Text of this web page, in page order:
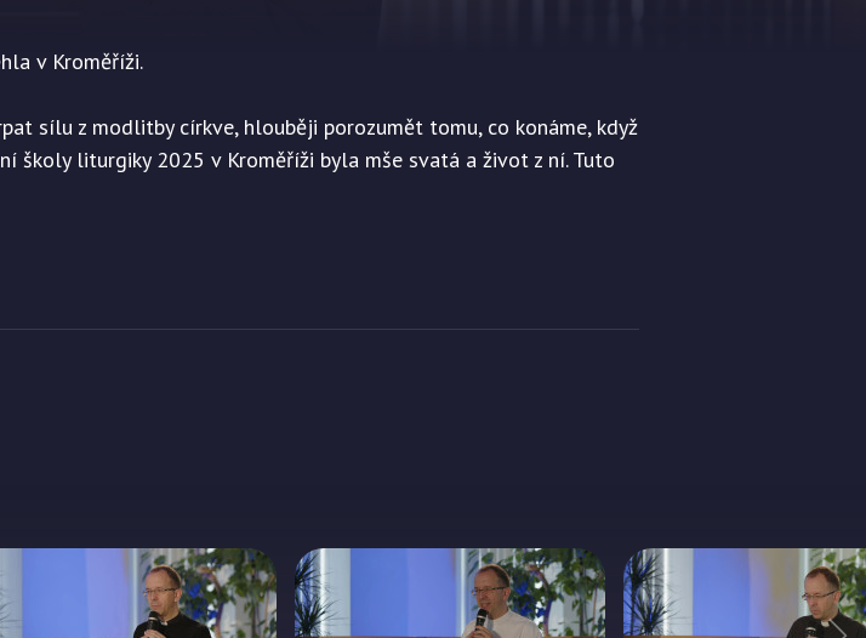
v Kroměříži.
sílu z modlitby církve, hlouběji porozumět tomu, co konáme, když
školy liturgiky 2025 v Kroměříži byla mše svatá a život z ní. Tuto